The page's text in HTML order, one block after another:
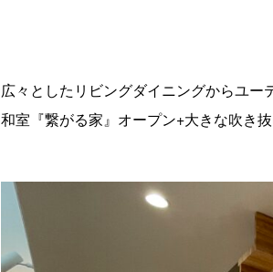
広々としたリビングダイニングからユ
和室『繋がる家』オープン+大きな吹き